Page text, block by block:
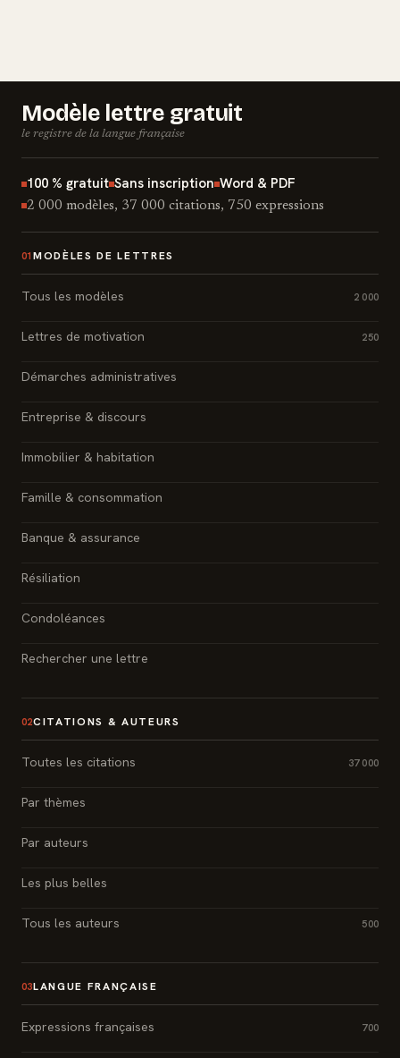
Modèle lettre gratuit
le registre de la langue française
100 % gratuit Sans inscription Word & PDF
2 000 modèles, 37 000 citations, 750 expressions
01 MODÈLES DE LETTRES
Tous les modèles 2 000
Lettres de motivation 250
Démarches administratives
Entreprise & discours
Immobilier & habitation
Famille & consommation
Banque & assurance
Résiliation
Condoléances
Rechercher une lettre
02CITATIONS & AUTEURS
Toutes les citations 37 000
Par thèmes
Par auteurs
Les plus belles
Tous les auteurs 500
03LANGUE FRANÇAISE
Expressions françaises 700